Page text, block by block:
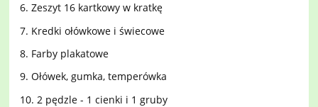
6. Zeszyt 16 kartkowy w kratkę
7. Kredki ołówkowe i świecowe
8. Farby plakatowe
9. Ołówek, gumka, temperówka
10. 2 pędzle - 1 cienki i 1 gruby